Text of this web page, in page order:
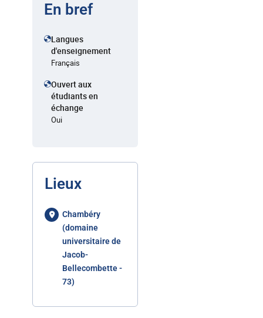
En bref
Langues
d'enseignement
Français
Ouvert aux
étudiants en
échange
Oui
Lieux
Chambéry
(domaine
universitaire de
Jacob-
Bellecombette -
73)